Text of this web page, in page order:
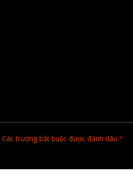
Các trường bắt buộc được đánh dấu *